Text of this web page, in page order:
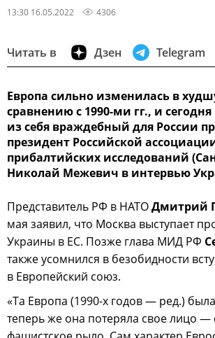
13:30 16.05.2022 4306
Читать в Дзен Telegram
Европа сильно изменилась в
сравнению с 1990-ми гг., и сегодня
из себя враждебный для России
президент Российской
прибалтийских исследований
Николай Межевич в интервью
Представитель РФ в НАТОДмитрий
мая заявил, что Москва выступает
Украины в ЕС. Позже глава МИД РФ
также усомнился в безобидности
в Европейский союз.
«Та Европа (1990-х годов — ред.)
теперь же она потеряла свое лицо —